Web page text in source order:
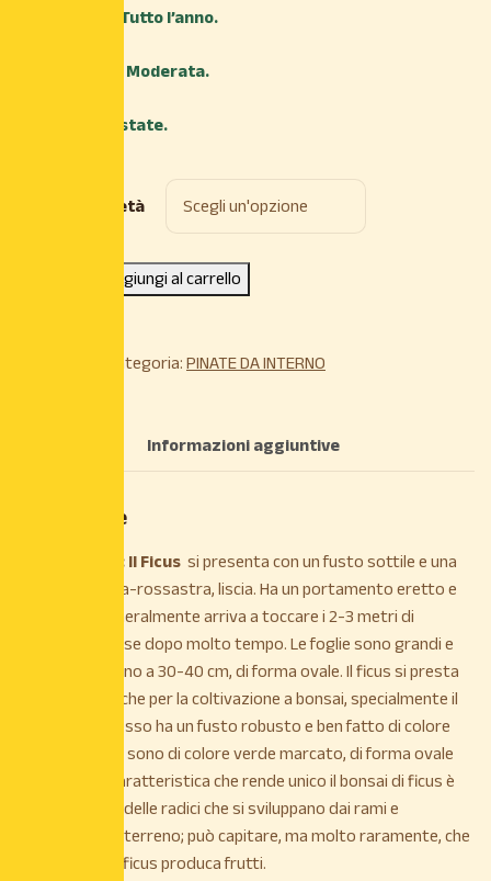
Tutto l’anno.
Moderata.
Estate.
Scegli la Varietà
Aggiungi al carrello
Categoria:PINATE DA INTERNO
Informazioni aggiuntive
Descrizione
DESCRIZIONE: IlFicus si presenta con un fusto sottile e una
corteccia grigia-rossastra, liscia. Ha un portamento eretto e
pochi rami. Generalmente arriva a toccare i 2-3 metri di
altezza, anche se dopo molto tempo. Le foglie sono grandi e
lunghe anche fino a 30-40 cm, di forma ovale. Il ficus si presta
molto bene anche per la coltivazione a bonsai, specialmente il
Ficus Retusa, esso ha un fusto robusto e ben fatto di colore
chiaro, le foglie sono di colore verde marcato, di forma ovale
appuntita, la caratteristica che rende unico il bonsai di ficus è
quella di avere delle radici che si sviluppano dai rami e
raggiungono il terreno; può capitare, ma molto raramente, che
questo tipo di ficus produca frutti.